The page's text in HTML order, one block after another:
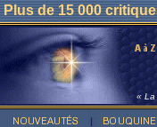
Plus de 15 000
« La